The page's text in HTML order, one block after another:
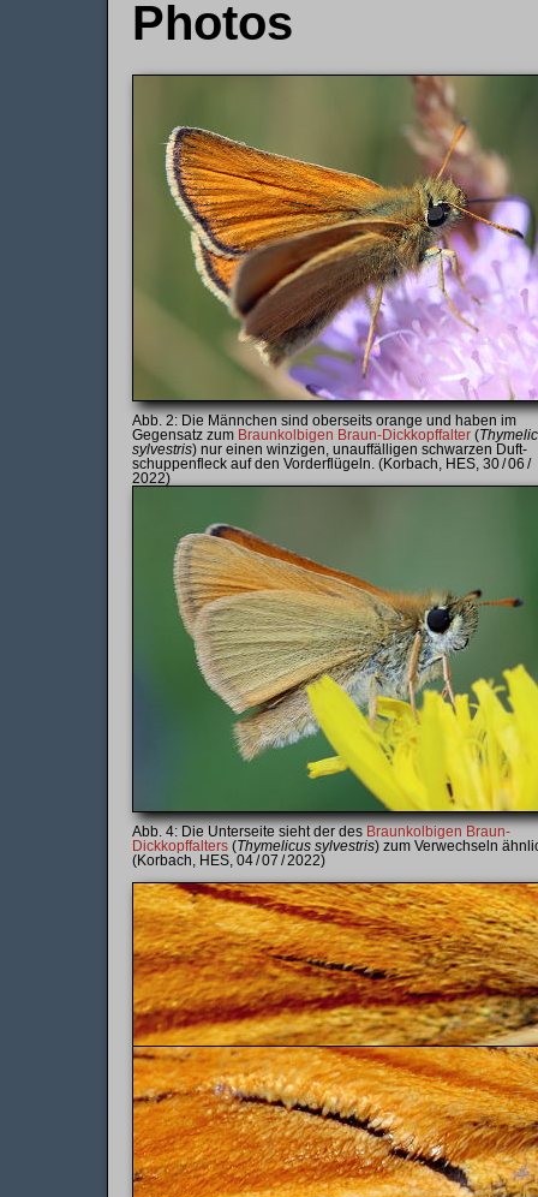
Photos
Die Männchen sind oberseits orange und haben im
Gegen­satz zum Braun­kolbigen Braun-Dickkopf­falter (
syl­ve­stris) nur einen winzigen, unauffälligen schwarzen Duft­
schuppen­fleck auf den Vorder­flügeln. (Korbach, HES, 30 / 06 /
2022)
Die Unterseite sieht der des Braun­kolbigen Braun-
Dickkopf­falters (Thymelicus syl­ve­stris) zum Verwechseln
(Korbach, HES, 04 / 07 / 2022)